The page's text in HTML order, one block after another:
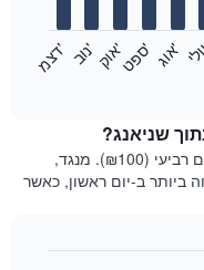
יולי א
ו
ג
' ס
פ
ט
' א
ו
ק
' נ
ו
ב
' ד
צ
מ
'
שניאנג?
היום הזול ביותר לשהייה בתוך שניאנג הוא יום רביעי (₪100). מנגד,
ביותר ב-יום ראשון, כאשר